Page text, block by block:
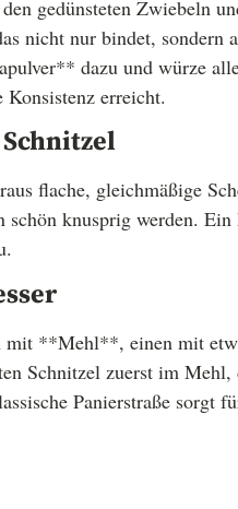
gedünsteten Zwiebeln
nicht nur bindet, sondern
dazu und würze
erreicht.
flache, gleichmäßige
knusprig werden.
mit **Mehl**, einen mit
Schnitzel zuerst im Mehl,
Panierstraße sorgt